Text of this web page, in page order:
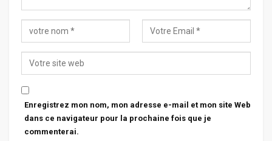
Enregistrez mon nom, mon adresse e-mail et mon site Web
dans ce navigateur pour la prochaine fois que je
commenterai.